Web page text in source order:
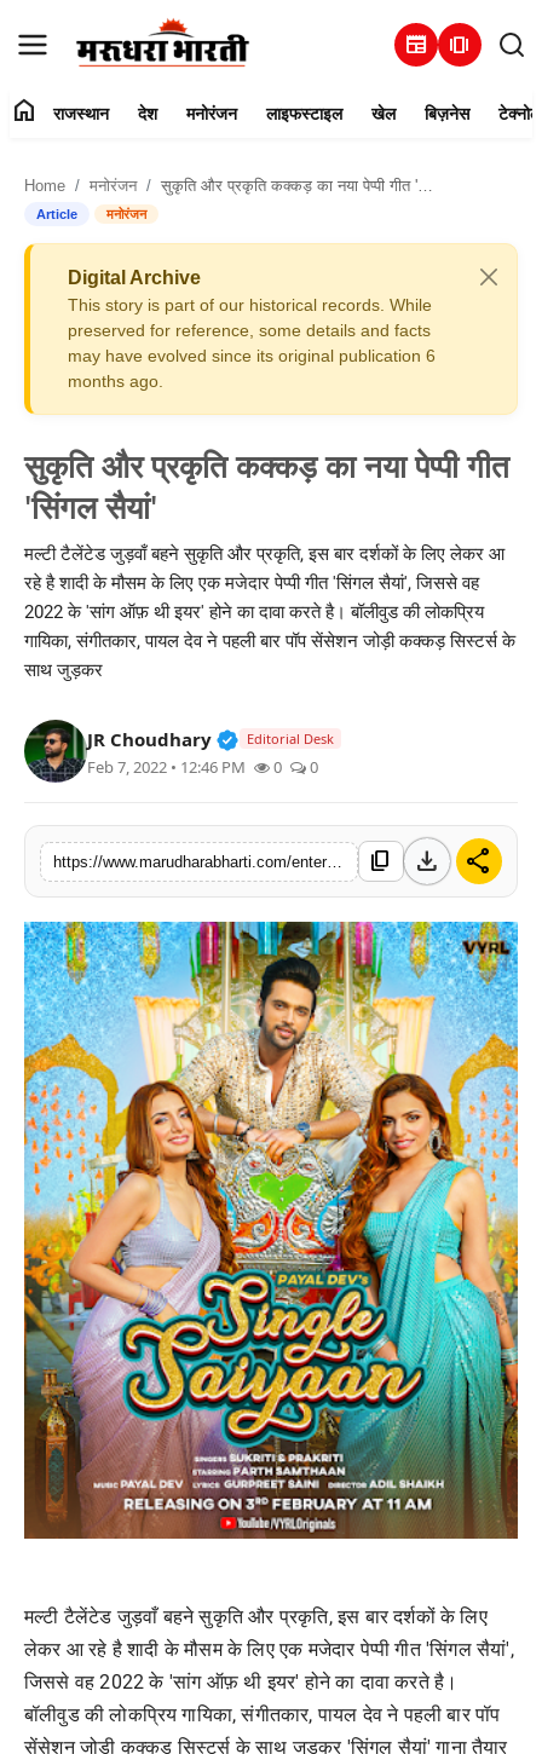
newspaper amp_stories
संपर्क करें
राजस्थान
मनोरंजन
लाइफस्टाइल
खेल
बिज़नेस
टेक्नोलॉजी
वीडियो
home राजस्थान देश मनोरंजन लाइफस्टाइल खेल बिज़नेस
Home मनोरंजन सुकृति और प्रकृति कक्कड़ का नया पेप्पी गीत 'सिंगल सैयां'
Article मनोरंजन
Digital Archive
This story is part of our historical records. While
preserved for reference, some details and facts
may have evolved since its original publication 6
months ago.
सुकृति और प्रकृति कक्कड़ का नया पेप्पी गीत
'सिंगल सैयां'
मल्टी टैलेंटेड जुड़वाँ बहने सुकृति और प्रकृति, इस बार दर्शकों के लिए लेकर आ
रहे है शादी के मौसम के लिए एक मजेदार पेप्पी गीत 'सिंगल सैयां', जिससे वह
2022 के 'सांग ऑफ़ थी इयर' होने का दावा करते है। बॉलीवुड की लोकप्रिय
गायिका, संगीतकार, पायल देव ने पहली बार पॉप सेंसेशन जोड़ी कक्कड़ सिस्टर्स के
साथ जुड़कर
JR Choudhary Verified Public Figure • 30 Mar,
Editorial Desk
Feb 7, 2022 • 12:46 PM 0 0
https://www.marudharabharti.com/entertainment/sukriti-and-prakriti-kakkars-new-peppy content_copy download share
मल्टी टैलेंटेड जुड़वाँ बहने सुकृति और प्रकृति, इस बार दर्शकों के लिए
लेकर आ रहे है शादी के मौसम के लिए एक मजेदार पेप्पी गीत 'सिंगल सैयां',
जिससे वह 2022 के 'सांग ऑफ़ थी इयर' होने का दावा करते है।
बॉलीवुड की लोकप्रिय गायिका, संगीतकार, पायल देव ने पहली बार पॉप
सेंसेशन जोड़ी कक्कड़ सिस्टर्स के साथ जुड़कर 'सिंगल सैयां' गाना तैयार